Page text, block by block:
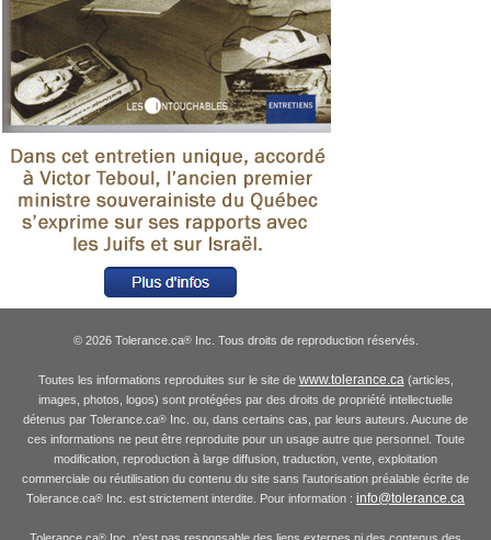
© 2026 Tolerance.ca®Inc. Tous droits de reproduction réservés.
Toutes les informations reproduites sur le site de www.tolerance.ca (articles,
images, photos, logos) sont protégées par des droits de propriété intellectuelle
détenus par Tolerance.ca® Inc. ou, dans certains cas, par leurs auteurs. Aucune de
ces informations ne peut être reproduite pour un usage autre que personnel. Toute
modification, reproduction à large diffusion, traduction, vente, exploitation
commerciale ou réutilisation du contenu du site sans l'autorisation préalable écrite de
Tolerance.ca® Inc. est strictement interdite. Pour information : info@tolerance.ca
®